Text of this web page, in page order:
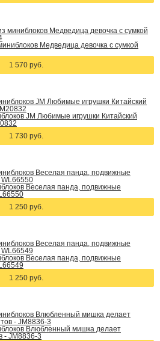
Медведица девочка с сумкой
1 570 руб.
JM Любимые игрушки Китайский
1 730 руб.
Веселая панда, подвижные
1 250 руб.
Веселая панда, подвижные
1 250 руб.
Влюбленный мишка делает
- JM8836-3